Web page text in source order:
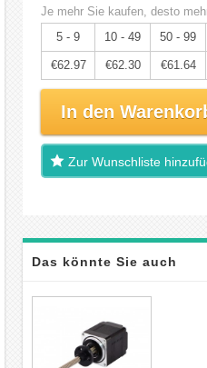
Je mehr Sie kaufen, desto
5 - 9
10 - 49 50 - 99
€62.97 €62.30 €61.64
In den
Zur Wunschliste
Das könnte Sie auch
interessieren